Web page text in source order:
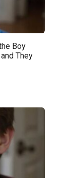
Boy
They